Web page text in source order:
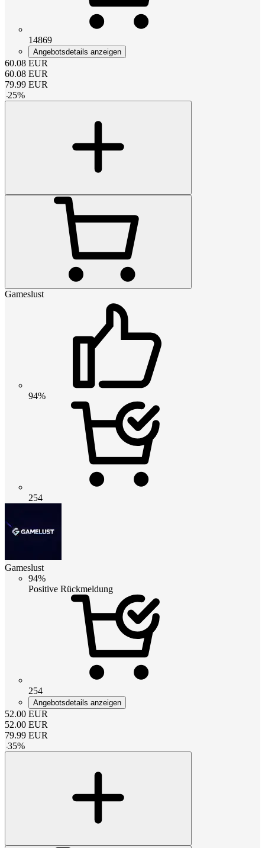
14869
Angebotsdetails anzeigen
60.08 EUR
60.08 EUR
79.99 EUR
-25%
Gameslust
94%
254
Gameslust
94%
Positive Rückmeldung
254
Angebotsdetails anzeigen
52.00 EUR
52.00 EUR
79.99 EUR
-35%